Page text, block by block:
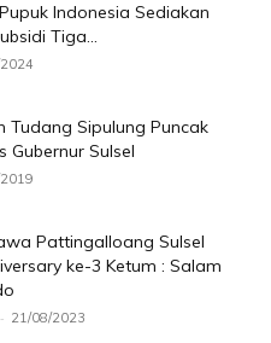
Indonesia Sediakan
Tiga...
Tudang Sipulung Puncak
Gubernur Sulsel
Pattingalloang Sulsel
ke-3 Ketum : Salam
- 21/08/2023